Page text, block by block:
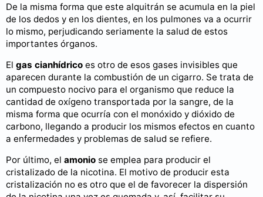
De la misma forma que este alquitrán se acumula en la piel
de los dedos y en los dientes, en los pulmones va a ocurrir
lo mismo, perjudicando seriamente la salud de estos
importantes órganos.
El gas cianhídrico es otro de esos gases invisibles que
aparecen durante la combustión de un cigarro. Se trata de
un compuesto nocivo para el organismo que reduce la
cantidad de oxígeno transportada por la sangre, de la
misma forma que ocurría con el monóxido y dióxido de
carbono, llegando a producir los mismos efectos en cuanto
a enfermedades y problemas de salud se refiere.
Por último, el amonio se emplea para producir el
cristalizado de la nicotina. El motivo de producir esta
cristalización no es otro que el de favorecer la dispersión